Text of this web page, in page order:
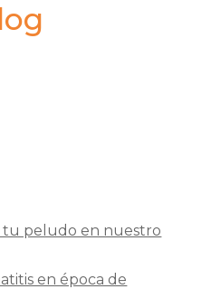
tu peludo en nuestro
en época de